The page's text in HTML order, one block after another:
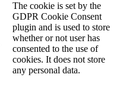
The cookie is set by the
GDPR Cookie Consent
plugin and is used to store
whether or not user has
consented to the use of
cookies. It does not store
any personal data.